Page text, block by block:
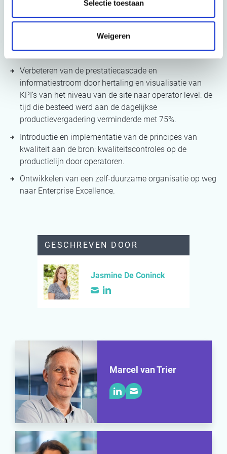
Selectie toestaan
Weigeren
Verhogen van de flexibiliteit en verbeteren van het
er werden teamcoördinatoren ingevoerd terwijl de
productieorganisatie FTE-neutraal bleef.
Verbeteren van de prestatiecascade en
informatiestroom door hertaling en visualisatie van
KPI’s van het niveau van de site naar operator level: de
tijd die besteed werd aan de dagelijkse
productievergadering verminderde met 75%.
Introductie en implementatie van de principes van
kwaliteit aan de bron: kwaliteitscontroles op de
productielijn door operatoren.
Ontwikkelen van een zelf-duurzame organisatie op weg
naar Enterprise Excellence.
GESCHREVEN DOOR
Jasmine De Coninck
Marcel van Trier